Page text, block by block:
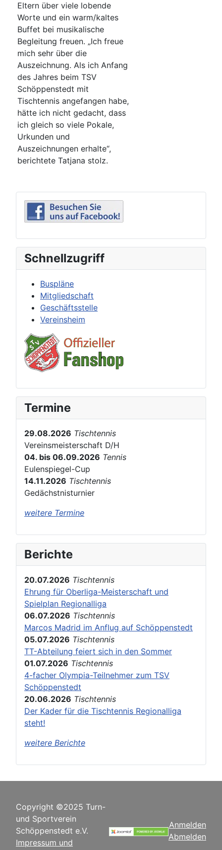
Eltern über viele lobende
Worte und ein warm/kaltes
Buffet bei musikalische
Begleitung freuen. „Ich freue
mich sehr über die
Auszeichnung. Als ich Anfang
des Jahres beim TSV
Schöppenstedt mit
Tischtennis angefangen habe,
hätte ich nicht gedacht, dass
ich gleich so viele Pokale,
Urkunden und
Auszeichnungen erhalte“,
berichtete Tatjana stolz.
Schnellzugriff
Buspläne
Mitgliedschaft
Geschäftsstelle
Vereinsheim
Termine
29.08.2026 Tischtennis
Vereinsmeisterschaft D/H
04. bis 06.09.2026 Tennis
Eulenspiegel-Cup
14.11.2026 Tischtennis
Gedächstnisturnier
weitere Termine
Berichte
20.07.2026 Tischtennis
Ehrung für Oberliga-Meisterschaft und
Spielplan Regionalliga
06.07.2026 Tischtennis
Marcos Madrid im Anflug auf Schöppenstedt
05.07.2026 Tischtennis
TT-Abteilung feiert sich in den Sommer
01.07.2026 Tischtennis
4-facher Olympia-Teilnehmer zum TSV
Schöppenstedt
20.06.2026 Tischtennis
Der Kader für die Tischtennis Regionalliga
steht!
weitere Berichte
Copyright ©2025 Turn-
und Sportverein
Schöppenstedt e.V.
Impressum und
Anmelden
Abmelden